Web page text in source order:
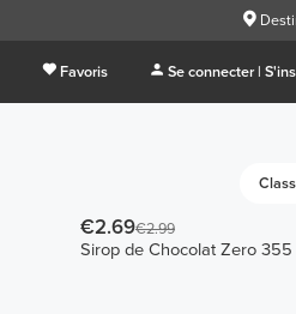
Favoris Se connecter |
€2.69€2.99
Sirop de Chocolat Zero 355